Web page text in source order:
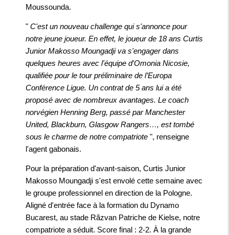
Moussounda.
" C'est un nouveau challenge qui s'annonce pour
notre jeune joueur. En effet, le joueur de 18 ans Curtis
Junior Makosso Moungadji va s'engager dans
quelques heures avec l'équipe d'Omonia Nicosie,
qualifiée pour le tour préliminaire de l’Europa
Conférence Ligue. Un contrat de 5 ans lui a été
proposé avec de nombreux avantages. Le coach
norvégien Henning Berg, passé par Manchester
United, Blackburn, Glasgow Rangers…, est tombé
sous le charme de notre compatriote ", renseigne
l'agent gabonais.
Pour la préparation d'avant-saison, Curtis Junior
Makosso Moungadji s'est envolé cette semaine avec
le groupe professionnel en direction de la Pologne.
Aligné d'entrée face à la formation du Dynamo
Bucarest, au stade Rãzvan Patriche de Kielse, notre
compatriote a séduit. Score final : 2-2. À la grande